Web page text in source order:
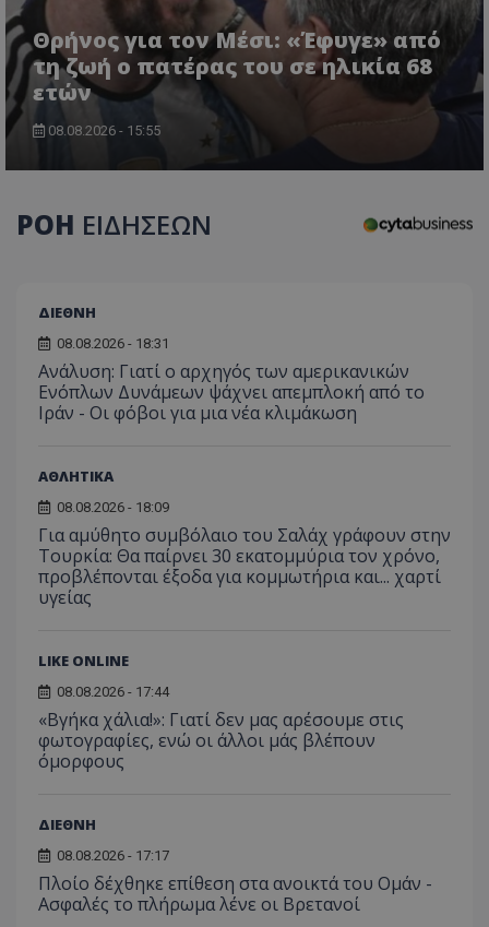
Θρήνος για τον Μέσι: «Έφυγε» από
τη ζωή ο πατέρας του σε ηλικία 68
ετών
08.08.2026 - 15:55
ΡΟΗ ΕΙΔΗΣΕΩΝ
ΔΙΕΘΝΗ
08.08.2026 - 18:31
Ανάλυση: Γιατί ο αρχηγός των αμερικανικών
Ενόπλων Δυνάμεων ψάχνει απεμπλοκή από το
Ιράν - Οι φόβοι για μια νέα κλιμάκωση
ΑΘΛΗΤΙΚΑ
08.08.2026 - 18:09
Για αμύθητο συμβόλαιο του Σαλάχ γράφουν στην
Τουρκία: Θα παίρνει 30 εκατομμύρια τον χρόνο,
προβλέπονται έξοδα για κομμωτήρια και... χαρτί
υγείας
LIKE ONLINE
08.08.2026 - 17:44
«Βγήκα χάλια!»: Γιατί δεν μας αρέσουμε στις
φωτογραφίες, ενώ οι άλλοι μάς βλέπουν
όμορφους
ΔΙΕΘΝΗ
08.08.2026 - 17:17
Πλοίο δέχθηκε επίθεση στα ανοικτά του Ομάν -
Ασφαλές το πλήρωμα λένε οι Βρετανοί
τον
οποίο
του
από το
του